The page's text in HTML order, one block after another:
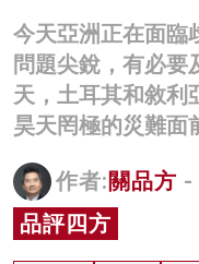
商業
科技
名家榜
灼見活動
今天亞洲正在面臨
問題尖銳，有必要
天，土耳其和敘利
昊天罔極的災難面
作者: 關品方 -
品評四方